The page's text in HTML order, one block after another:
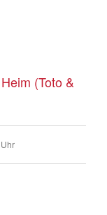
(Toto &